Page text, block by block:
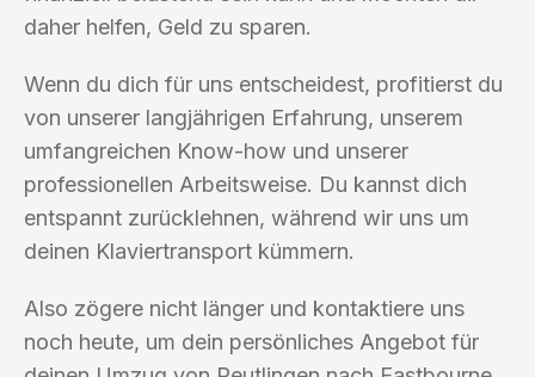
daher helfen, Geld zu sparen.
Wenn du dich für uns entscheidest, profitierst du
von unserer langjährigen Erfahrung, unserem
umfangreichen Know-how und unserer
professionellen Arbeitsweise. Du kannst dich
entspannt zurücklehnen, während wir uns um
deinen Klaviertransport kümmern.
Also zögere nicht länger und kontaktiere uns
noch heute, um dein persönliches Angebot für